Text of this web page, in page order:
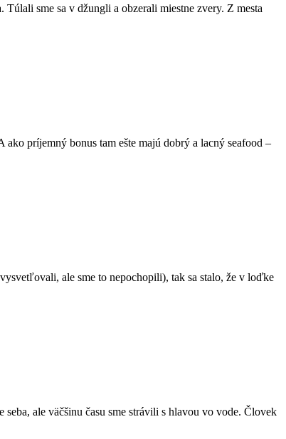
sme sa v džungli a obzerali miestne zvery. Z mesta
príjemný bonus tam ešte majú dobrý a lacný seafood –
ale sme to nepochopili), tak sa stalo, že v loďke
ale väčšinu času sme strávili s hlavou vo vode. Človek